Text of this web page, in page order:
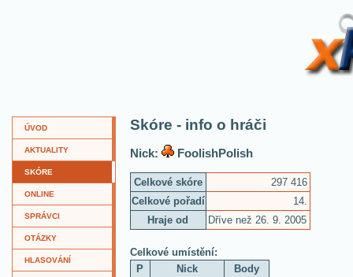
ÚVOD
AKTUALITY
SKÓRE
ONLINE
SPRÁVCI
OTÁZKY
HLASOVÁNÍ
Skóre - info o hráči
Nick: FoolishPolish
Celkové skóre
297 416
Celkové pořadí
14.
Hraje od
Dříve než 26. 9. 2005
Celkové umístění:
P
Nick
Body